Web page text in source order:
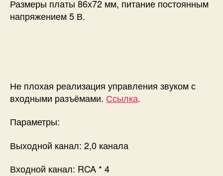
Размеры платы 86х72 мм, питание постоянным
напряжением 5 В.
Не плохая реализация управления звуком с
входными разъёмами. Ссылка.
Параметры:
Выходной канал: 2,0 канала
Входной канал: RCA * 4